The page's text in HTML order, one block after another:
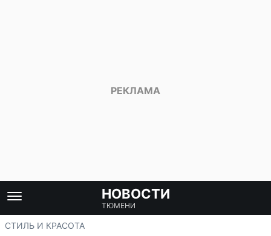
НОВОСТИ
ТЮМЕНИ
СТИЛЬ И КРАСОТА